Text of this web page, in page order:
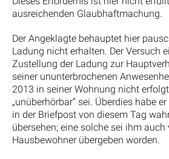
ausreichenden Glaubhaftmachung.
Der Angeklagte behauptet hier
Ladung nicht erhalten. Der Versuch
Zustellung der Ladung zur
seiner ununterbrochenen
2013 in seiner Wohnung nicht
„unüberhörbar“ sei. Überdies habe
in der Briefpost von diesem Tag
übersehen; eine solche sei ihm
Hausbewohner übergeben worden.